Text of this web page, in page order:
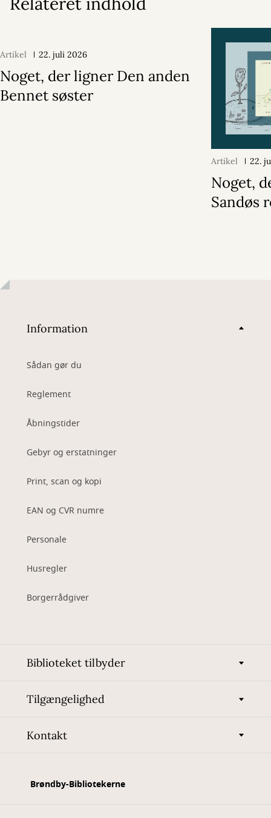
Artikel 22. juli 2026
Noget, der ligner Den anden
Bennet søster
Artikel 22.
Noget,
Sandøs
Information
Sådan gør du
Reglement
Åbningstider
Gebyr og erstatninger
Print, scan og kopi
EAN og CVR numre
Personale
Husregler
Borgerrådgiver
Biblioteket tilbyder
Tilgængelighed
Kontakt
Brøndby-Bibliotekerne